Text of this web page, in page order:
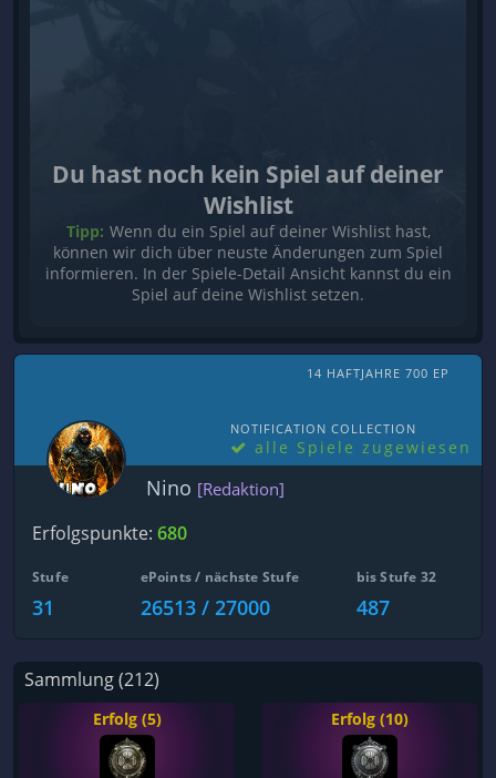
Du hast noch kein Spiel auf deiner
Wishlist
Tipp: Wenn du ein Spiel auf deiner Wishlist hast,
können wir dich über neuste Änderungen zum Spiel
informieren. In der Spiele-Detail Ansicht kannst du ein
Spiel auf deine Wishlist setzen.
14 HAFTJAHRE 700 EP
NOTIFICATION COLLECTION
alle Spiele zugewiesen
Nino [Redaktion]
Erfolgspunkte: 680
Stufe
31
ePoints / nächste Stufe
26513 / 27000
bis Stufe 32
487
Sammlung (212)
Erfolg (5) Erfolg (10)